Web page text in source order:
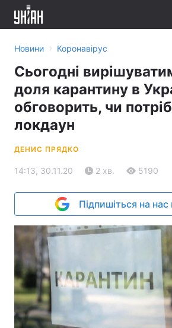
Новини › Коронавірус
Сьогодні
доля карантину в
обговорить, чи
локдаун
ДЕНИС ПРЯДКО
14:13, 30.11.20 2 хв. 5190
Підпишіться на